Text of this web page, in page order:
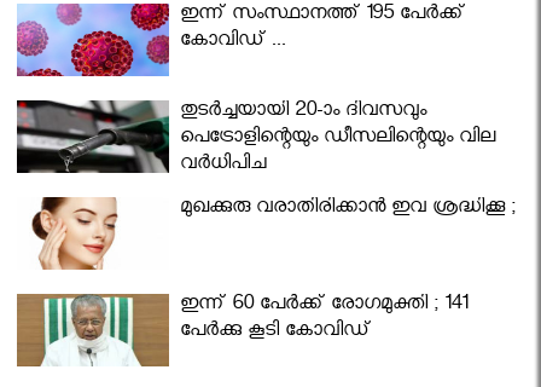
ഇന്ന് സംസ്ഥാനത്ത് 195 പേര്‍ക്ക്
കോവിഡ് ...
തുടർച്ചയായി 20-ാം ദിവസവും
പെട്രോളിന്റെയും ഡീസലിന്റെയും വില
വര്‍ധിപ്പിച്ചു
മുഖക്കുരു വരാതിരിക്കാന്‍ ഇവ ശ്രദ്ധിക്കൂ ;
ഇന്ന് 60 പേർക്ക് രോഗമുക്തി ; 141
പേര്‍ക്കു കൂടി കോവിഡ്